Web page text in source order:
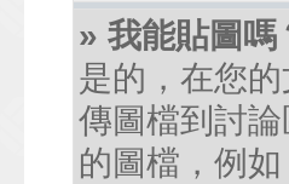
» 我能貼圖嗎
是的，在您
傳圖檔到討
的圖檔，例